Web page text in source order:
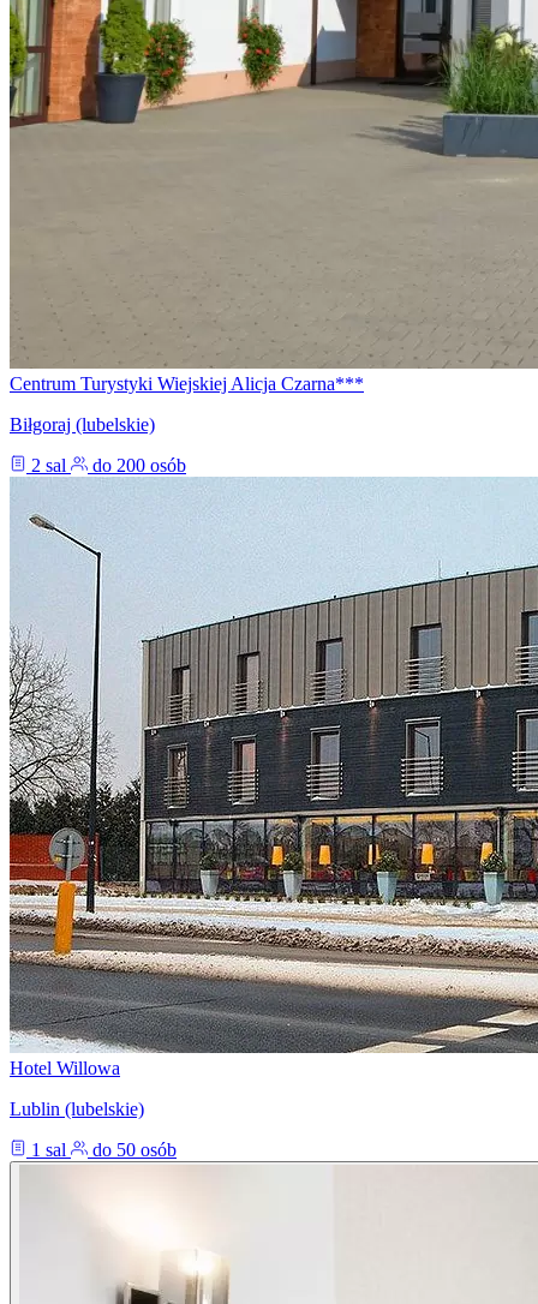
Centrum Turystyki Wiejskiej Alicja Czarna***
Biłgoraj (lubelskie)
2 sal
do 200 osób
Hotel Willowa
Lublin (lubelskie)
1 sal
do 50 osób